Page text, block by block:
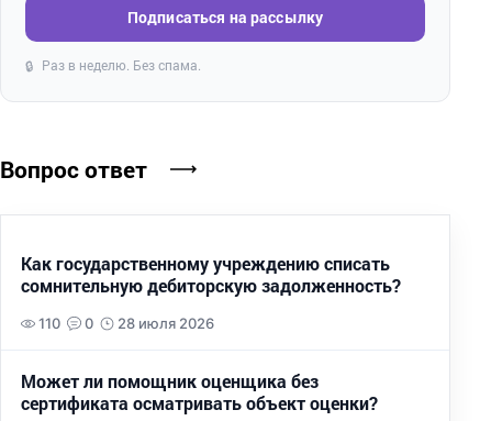
Подписаться на рассылку
🔒 Раз в неделю. Без спама.
Вопрос ответ
Как государственному учреждению списать
сомнительную дебиторскую задолженность?
110 0 28 июля 2026
Может ли помощник оценщика без
сертификата осматривать объект оценки?